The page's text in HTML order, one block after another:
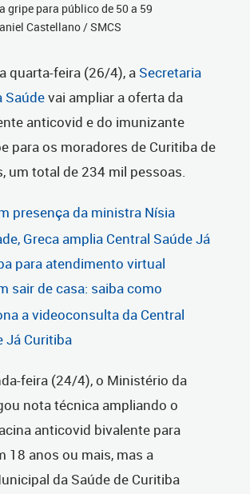
gripe para público de 50 a 59
Castellano / SMCS
quarta-feira (26/4), a Secretaria
Saúdevai ampliar a oferta da
anticovid e do imunizante
para os moradores de Curitiba de
um total de 234 mil pessoas.
presença da ministra Nísia
Greca amplia Central Saúde Já
para atendimento virtual
sair de casa: saiba como
a videoconsulta da Central
Já Curitiba
feira (24/4), o Ministério da
nota técnica ampliando o
anticovid bivalente para
18 anos ou mais, mas a
da Saúde de Curitiba